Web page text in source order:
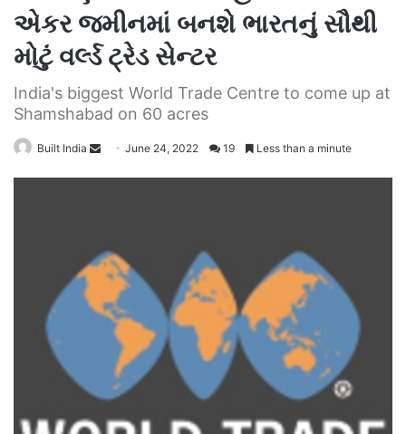
એકર જમીનમાં બનશે ભારતનું સૌથી
મોટું વર્લ્ડ ટ્રેડ સેન્ટર
India's biggest World Trade Centre to come up at
Shamshabad on 60 acres
Built India
SendJune 24, 2022 19 Less than a minute